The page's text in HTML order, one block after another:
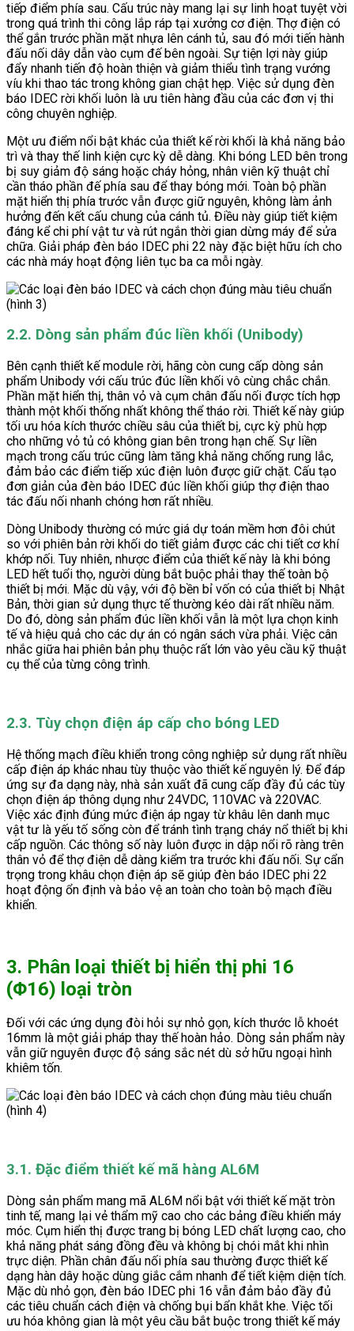
tiếp điểm phía sau. Cấu trúc này mang lại sự linh hoạt tuyệt vời
trong quá trình thi công lắp ráp tại xưởng cơ điện. Thợ điện có
thể gắn trước phần mặt nhựa lên cánh tủ, sau đó mới tiến hành
đấu nối dây dẫn vào cụm đế bên ngoài. Sự tiện lợi này giúp
đẩy nhanh tiến độ hoàn thiện và giảm thiểu tình trạng vướng
víu khi thao tác trong không gian chật hẹp. Việc sử dụng đèn
báo IDEC rời khối luôn là ưu tiên hàng đầu của các đơn vị thi
công chuyên nghiệp.
Một ưu điểm nổi bật khác của thiết kế rời khối là khả năng bảo
trì và thay thế linh kiện cực kỳ dễ dàng. Khi bóng LED bên trong
bị suy giảm độ sáng hoặc cháy hỏng, nhân viên kỹ thuật chỉ
cần tháo phần đế phía sau để thay bóng mới. Toàn bộ phần
mặt hiển thị phía trước vẫn được giữ nguyên, không làm ảnh
hưởng đến kết cấu chung của cánh tủ. Điều này giúp tiết kiệm
đáng kể chi phí vật tư và rút ngắn thời gian dừng máy để sửa
chữa. Giải pháp đèn báo IDEC phi 22 này đặc biệt hữu ích cho
các nhà máy hoạt động liên tục ba ca mỗi ngày.
2.2. Dòng sản phẩm đúc liền khối (Unibody)
Bên cạnh thiết kế module rời, hãng còn cung cấp dòng sản
phẩm Unibody với cấu trúc đúc liền khối vô cùng chắc chắn.
Phần mặt hiển thị, thân vỏ và cụm chân đấu nối được tích hợp
thành một khối thống nhất không thể tháo rời. Thiết kế này giúp
tối ưu hóa kích thước chiều sâu của thiết bị, cực kỳ phù hợp
cho những vỏ tủ có không gian bên trong hạn chế. Sự liền
mạch trong cấu trúc cũng làm tăng khả năng chống rung lắc,
đảm bảo các điểm tiếp xúc điện luôn được giữ chặt. Cấu tạo
đơn giản của đèn báo IDEC đúc liền khối giúp thợ điện thao
tác đấu nối nhanh chóng hơn rất nhiều.
Dòng Unibody thường có mức giá dự toán mềm hơn đôi chút
so với phiên bản rời khối do tiết giảm được các chi tiết cơ khí
khớp nối. Tuy nhiên, nhược điểm của thiết kế này là khi bóng
LED hết tuổi thọ, người dùng bắt buộc phải thay thế toàn bộ
thiết bị mới. Mặc dù vậy, với độ bền bỉ vốn có của thiết bị Nhật
Bản, thời gian sử dụng thực tế thường kéo dài rất nhiều năm.
Do đó, dòng sản phẩm đúc liền khối vẫn là một lựa chọn kinh
tế và hiệu quả cho các dự án có ngân sách vừa phải. Việc cân
nhắc giữa hai phiên bản phụ thuộc rất lớn vào yêu cầu kỹ thuật
cụ thể của từng công trình.
2.3. Tùy chọn điện áp cấp cho bóng LED
Hệ thống mạch điều khiển trong công nghiệp sử dụng rất nhiều
cấp điện áp khác nhau tùy thuộc vào thiết kế nguyên lý. Để đáp
ứng sự đa dạng này, nhà sản xuất đã cung cấp đầy đủ các tùy
chọn điện áp thông dụng như 24VDC, 110VAC và 220VAC.
Việc xác định đúng mức điện áp ngay từ khâu lên danh mục
vật tư là yếu tố sống còn để tránh tình trạng cháy nổ thiết bị khi
cấp nguồn. Các thông số này luôn được in dập nổi rõ ràng trên
thân vỏ để thợ điện dễ dàng kiểm tra trước khi đấu nối. Sự cẩn
trọng trong khâu chọn điện áp sẽ giúp đèn báo IDEC phi 22
hoạt động ổn định và bảo vệ an toàn cho toàn bộ mạch điều
khiển.
3. Phân loại thiết bị hiển thị phi 16
(Φ16) loại tròn
Đối với các ứng dụng đòi hỏi sự nhỏ gọn, kích thước lỗ khoét
16mm là một giải pháp thay thế hoàn hảo. Dòng sản phẩm này
vẫn giữ nguyên được độ sáng sắc nét dù sở hữu ngoại hình
khiêm tốn.
3.1. Đặc điểm thiết kế mã hàng AL6M
Dòng sản phẩm mang mã AL6M nổi bật với thiết kế mặt tròn
tinh tế, mang lại vẻ thẩm mỹ cao cho các bảng điều khiển máy
móc. Cụm hiển thị được trang bị bóng LED chất lượng cao, cho
khả năng phát sáng đồng đều và không bị chói mắt khi nhìn
trực diện. Phần chân đấu nối phía sau thường được thiết kế
dạng hàn dây hoặc dùng giắc cắm nhanh để tiết kiệm diện tích.
Mặc dù nhỏ gọn, đèn báo IDEC phi 16 vẫn đảm bảo đầy đủ
các tiêu chuẩn cách điện và chống bụi bẩn khắt khe. Việc tối
ưu hóa không gian là một yêu cầu bắt buộc trong thiết kế máy